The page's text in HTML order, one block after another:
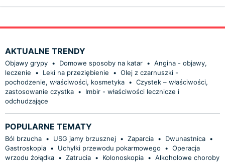
AKTUALNE TRENDY
Objawy grypy • Domowe sposoby na katar • Angina - objawy,
leczenie
• Leki na przeziębienie • Olej z czarnuszki -
pochodzenie, właściwości, kosmetyka • Czystek – właściwości,
zastosowanie czystka •
Imbir - właściwości lecznicze i
odchudzające
POPULARNE TEMATY
Ból brzucha • USG jamy brzusznej • Zaparcia • Dwunastnica •
Gastroskopia • Uchyłki przewodu pokarmowego • Operacja
wrzodu żołądka • Zatrucia • Kolonoskopia • Alkoholowe choroby